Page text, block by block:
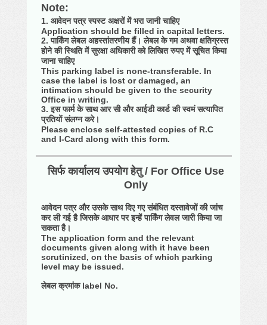
Note:
1. आवेदन पत्र स्पस्ट अक्षरों में भरा जानी चाहिए
Application should be filled in capital letters.
2. पार्किंग लेबल अहस्तांतरणीय हैं। लेबल के गम अथवा क्षतिग्रस्त
होने की स्थिति में सुरक्षा अधिकारी को लिखित रुपए में सूचित किया
जाना चाहिए
This parking label is none-transferable. In
case the label is lost or damaged, an
intimation should be given to the security
Office in writing.
3. इस फार्म के साथ आर सी और आईडी कार्ड की स्वमं सत्यापित
प्रतियों संलग्न करे।
Please enclose self-attested copies of R.C
and I-Card along with this form.
सिर्फ कार्यालय उपयोग हेतु / For Office Use
Only
आवेदन पत्र और उसके साथ दिए गए संबंधित दस्तावेजों की जांच
कर ली गई है जिसके आधार पर इन्हें पार्किंग लेवल जारी किया जा
सकता है।
The application form and the relevant
documents given along with it have been
scrutinized, on the basis of which parking
level may be issued.
लेबल क्रमांक label No.